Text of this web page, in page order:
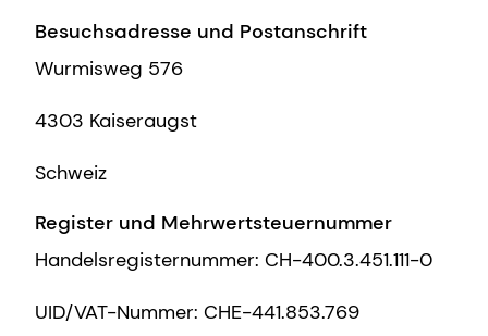
Besuchsadresse und Postanschrift
Wurmisweg 576
4303 Kaiseraugst
Schweiz
Register und Mehrwertsteuernummer
Handelsregisternummer: CH-400.3.451.111-0
UID/VAT-Nummer: CHE-441.853.769